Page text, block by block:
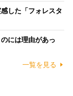
した「フォレスタ
には理由があっ
一覧を見る